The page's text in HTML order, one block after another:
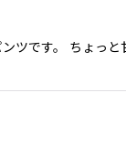
ツです。 ちょっと